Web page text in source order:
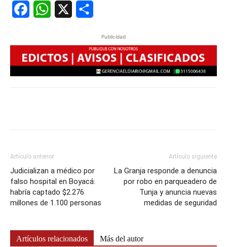
FacebookWhatsApp
Publicidad
Artículo anterior
Judicializan a médico por
falso hospital en Boyacá:
habría captado $2.276
millones de 1.100 personas
Artículo siguiente
La Granja responde a denuncia
por robo en parqueadero de
Tunja y anuncia nuevas
medidas de seguridad
Artículos relacionados Más del autor